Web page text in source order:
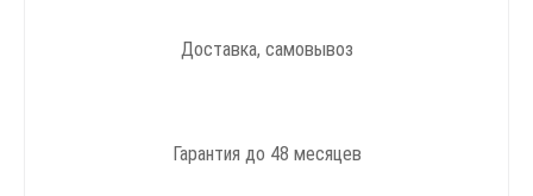
Доставка, самовывоз
Гарантия до 48 месяцев